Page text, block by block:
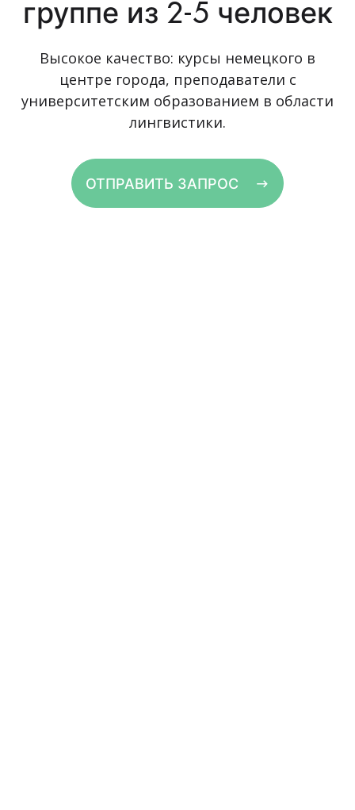
группе из 2-5 человек
Высокое качество: курсы немецкого в
центре города, преподаватели с
университетским образованием в области
лингвистики.
ОТПРАВИТЬ ЗАПРОС